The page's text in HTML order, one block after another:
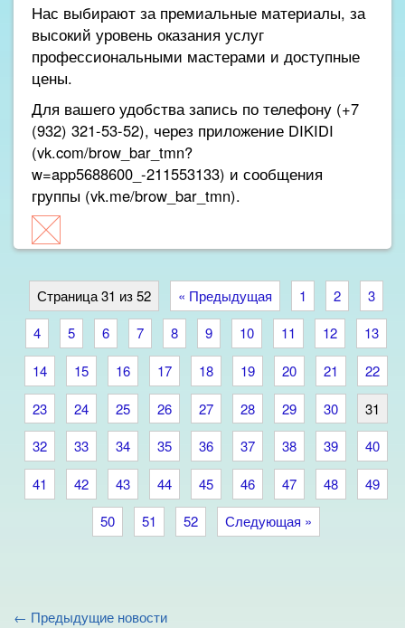
Нас выбирают за премиальные материалы, за
высокий уровень оказания услуг
профессиональными мастерами и доступные
цены.
Для вашего удобства запись по телефону (+7
(932) 321-53-52), через приложение DIKIDI
(vk.com/brow_bar_tmn?
w=app5688600_-211553133) и сообщения
группы (vk.me/brow_bar_tmn).
Страница 31 из 52 « Предыдущая 1 2
3
4
5 6 7 8 9 10 11 12
13
14
15 16 17 18 19 20 21
22
23
24 25 26 27 28 29 30
31
32
33 34 35 36 37 38 39
40
41
42 43 44 45 46 47 48
49
50
51 52 Следующая »
← Предыдущие новости